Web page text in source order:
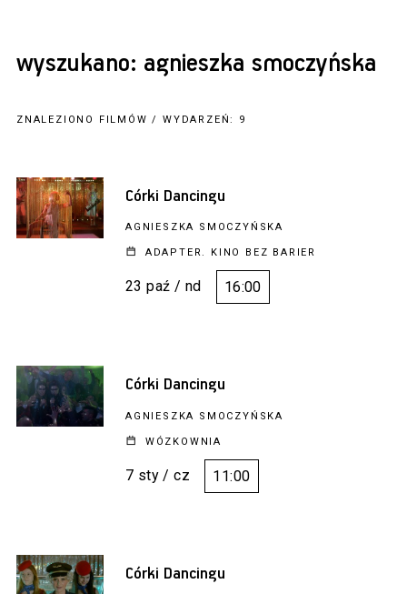
wyszukano: agnieszka smoczyńska
ZNALEZIONO FILMÓW / WYDARZEŃ: 9
Córki Dancingu
AGNIESZKA SMOCZYŃSKA
ADAPTER. KINO BEZ BARIER
23 paź / nd 16:00
Córki Dancingu
AGNIESZKA SMOCZYŃSKA
WÓZKOWNIA
7 sty / cz 11:00
Córki Dancingu